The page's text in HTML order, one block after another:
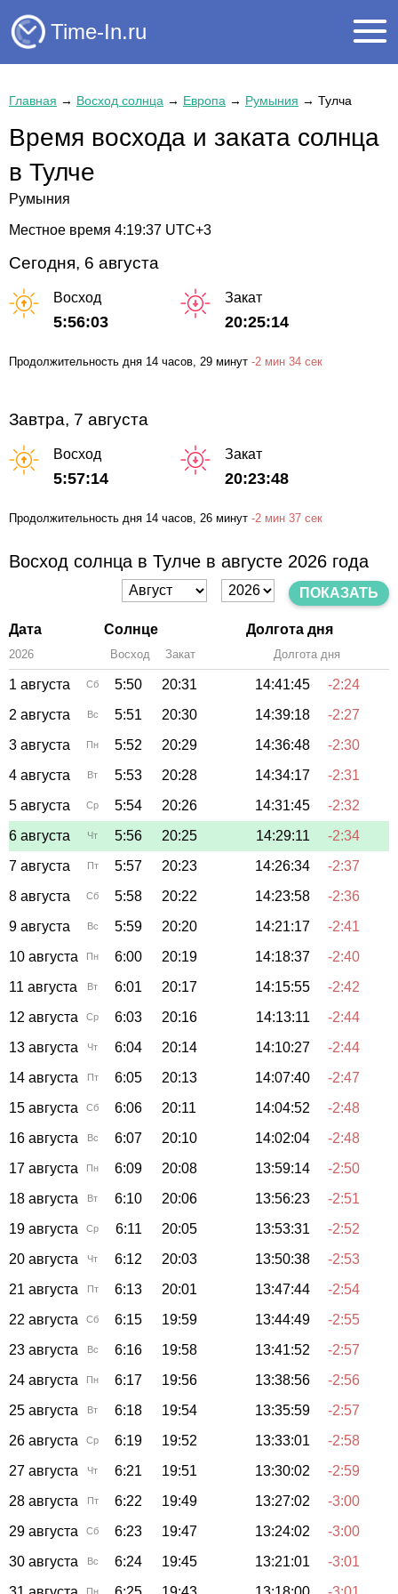
Time-In.ru
Главная → Восход солнца → Европа → Румыния → Тулча
Время восхода и заката солнца
в Тулче
Румыния
Местное время 4:19:38 UTC+3
Сегодня, 6 августа
Восход
5:56:03
Закат
20:25:14
Продолжительность дня 14 часов , 29 минут -2 мин 34 сек
Завтра, 7 августа
Восход
5:57:14
Закат
20:23:48
Продолжительность дня 14 часов, 26 минут -2 мин 37 сек
Восход солнца в Тулче в августе 2026 года
ПОКАЗАТЬ
Дата Солнце Долгота дня
2026 Восход Закат Долгота дня
1 августа Сб 5:50 20:31 14:41:45
-2:24
2 августа
Вс 5:51 20:30 14:39:18
-2:27
3 августа
Пн 5:52 20:29 14:36:48
-2:30
4 августа
Вт 5:53 20:28 14:34:17
-2:31
5 августа
Ср 5:54 20:26 14:31:45
-2:32
6 августа
Чт 5:56 20:25 14:29:11
-2:34
7 августа
Пт 5:57 20:23 14:26:34
-2:37
8 августа
Сб 5:58 20:22 14:23:58
-2:36
9 августа
Вс 5:59 20:20 14:21:17
-2:41
10 августа
Пн 6:00 20:19 14:18:37
-2:40
11 августа
Вт 6:01 20:17 14:15:55
-2:42
12 августа
Ср 6:03 20:16 14:13:11
-2:44
13 августа
Чт 6:04 20:14 14:10:27
-2:44
14 августа
Пт 6:05 20:13 14:07:40
-2:47
15 августа
Сб 6:06 20:11 14:04:52
-2:48
16 августа
Вс 6:07 20:10 14:02:04
-2:48
17 августа
Пн 6:09 20:08 13:59:14
-2:50
18 августа
Вт 6:10 20:06 13:56:23
-2:51
19 августа
Ср 6:11 20:05 13:53:31
-2:52
20 августа
Чт 6:12 20:03 13:50:38
-2:53
21 августа
Пт 6:13 20:01 13:47:44
-2:54
22 августа
Сб 6:15 19:59 13:44:49
-2:55
23 августа
Вс 6:16 19:58 13:41:52
-2:57
24 августа
Пн 6:17 19:56 13:38:56
-2:56
25 августа
Вт 6:18 19:54 13:35:59
-2:57
26 августа
Ср 6:19 19:52 13:33:01
-2:58
27 августа
Чт 6:21 19:51 13:30:02
-2:59
28 августа
Пт 6:22 19:49 13:27:02
-3:00
29 августа
Сб 6:23 19:47 13:24:02
-3:00
30 августа
Вс 6:24 19:45 13:21:01
-3:01
Пн